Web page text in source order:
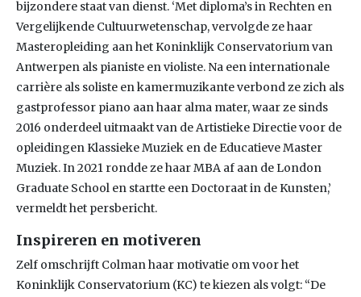
bijzondere staat van dienst. ‘Met diploma’s in Rechten en
Vergelijkende Cultuurwetenschap, vervolgde ze haar
Masteropleiding aan het Koninklijk Conservatorium van
Antwerpen als pianiste en violiste. Na een internationale
carrière als soliste en kamermuzikante verbond ze zich als
gastprofessor piano aan haar alma mater, waar ze sinds
2016 onderdeel uitmaakt van de Artistieke Directie voor de
opleidingen Klassieke Muziek en de Educatieve Master
Muziek. In 2021 rondde ze haar MBA af aan de London
Graduate School en startte een Doctoraat in de Kunsten,’
vermeldt het persbericht.
Inspireren en motiveren
Zelf omschrijft Colman haar motivatie om voor het
Koninklijk Conservatorium (KC) te kiezen als volgt: “De